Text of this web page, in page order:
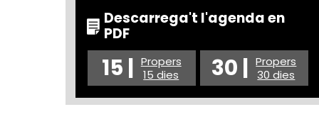
Descarrega't l'agenda en
PDF
15 | Propers
15 dies
30 | Propers
30 dies